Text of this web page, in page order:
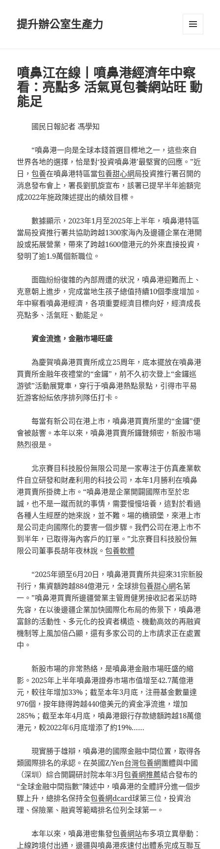
提升辦公室生產力
噴鼻江在線丨噴鼻港經濟年中察
看：亮點多 活氣覓包養網站旺 動
能足
國民日報記者 馮學知
“噴鼻港一向是全球本錢首選目標地之一，這些來自
世界各地的選擇，恰是對‘投資噴鼻港’最堅實的回應。”近
日，包養在噴鼻港特區當包養甜心網局投資推行署召開的
消息發布會上，署長劉凱旋宣布，該署已提早半年逾額完
成2022年施政陳述提出的績效目標。
數據顯示，2023年1月至2025年上半年，噴鼻港特區
當局投資推行署共協助跨越1300家海內及邊疆企業在港開
設或拓展營業，帶來了跨越1600億港元的外來直接投資，
發明了逾1.9萬個新職位。
面臨紛紛復雜的內部周遭的狀況，噴鼻港迎難而上、
克意朝上進步，完成當地生孩子總值持續10個季度增加。
年中察看噴鼻港經濟，各項重要經濟目標向好，經濟成長
亮點多、活氣旺、動能足。
資金流進，金融市場旺盛
為慶賀噴鼻港買賣所成立25周年，底本擺放在噴鼻港
買賣所金融年夜禮堂的“金鑼”，前不久初次登上“金鑼巡
游號”活動展覽車，穿行于噴鼻港熱點景點，引得市平易
近游客紛紜依序排列隊伍打卡。
每當有新公司在港上市，噴鼻港買賣所里的“金鑼”便
會被敲響。本年以來，噴鼻港買賣所鑼聲頻密，新股市場
熱烈很是。
北京賽目科技股份無限公司是一家專注于仿真產業軟
件自立研發和財產利用的科技公司，本年1月勝利在噴鼻
港買賣所掛牌上市。“噴鼻港是企業開闢國際市至於忠
誠，也不是一蹴而就的事情，需要慢慢培養，這對於看過
各種人生經歷的她來說，並不難。場的橋頭堡，來港上市
是公司走向國際化的要害一個步驟。我們公司在港上市不
到半年，已取得海內客戶的訂單。”北京賽目科技股份無
限公司董事長胡年夜林說。包養軟體
“2025年頭至6月20日，噴鼻港買賣所共迎來31宗新股
刊行，集資額跨越884億港元，全球排包養甜心網名第
一。”噴鼻港買賣所邊疆營業主管周健男接收記者采訪時
先容，在以後邊疆企業加快國際化布局的佈景下，噴鼻港
富餘的活動性、多元化的投資者構造、機動高效的再融資
機制等上風加倍凸顯，還有多家公司的上市請求正在處置
中。
新股市場的非常熱絡，是噴鼻港金融市場旺盛的縮
影。2025年上半年噴鼻港證券市場市值增至42.7萬億港
元，較往年增加33%；截至本年3月底，注冊基金數量達
976個，按年錄得跨越440億美元的資金凈流進，增加
285%；截至本年4月底，噴鼻港銀行存款總額跨越18萬億
港元，較2022年6月底增添了約19%……
現實勝于雄辯，噴鼻港的國際金融中間位置，取得各
類國際排名的承認。在英國Z/Yen台灣包養網團體與中國
（深圳）綜合開闢研討院本年3月包養網推薦結合發布的
“全球金融中間指數”陳述中，噴鼻港的全體評分進一個步
驟上升，總排名保持全包養網dcard球第三位，投資治
理、保險業、融資等範疇排名位列全球第一。
本年以來，噴鼻港密集發包養網站布多項立異舉動：
上線跨境付出通，邊疆與噴鼻港疾速付出體系完成互聯互